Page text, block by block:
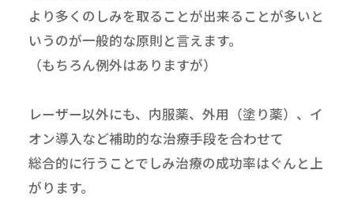
より多くのしみを取ることが出来ることが多いと
いうのが一般的な原則と言えます。
（もちろん例外はありますが）
レーザー以外にも、内服薬、外用（塗り薬）、イ
オン導入など補助的な治療手段を合わせて
総合的に行うことでしみ治療の成功率はぐんと上
がります。